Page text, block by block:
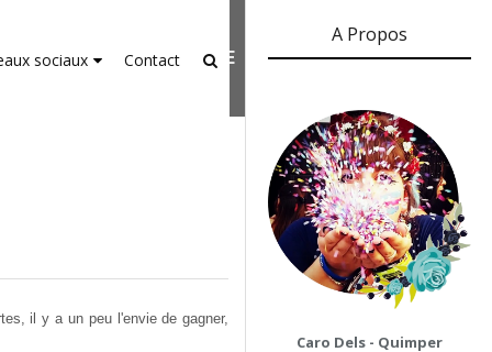
sociaux Contact
il y a un peu l'envie de gagner,
A Propos
Caro Dels - Quimper
usage
LEARN MORE GOT IT